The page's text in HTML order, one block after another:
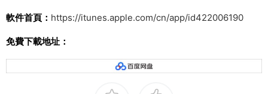
軟件首頁： https://itunes.apple.com/cn/app/id422006190
免費下載地址：